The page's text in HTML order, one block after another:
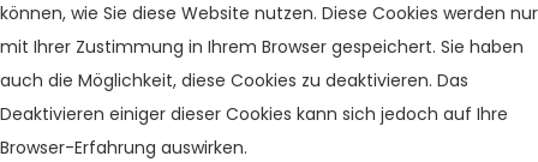
können, wie Sie diese Website nutzen. Diese Cookies werden nur
mit Ihrer Zustimmung in Ihrem Browser gespeichert. Sie haben
auch die Möglichkeit, diese Cookies zu deaktivieren. Das
Deaktivieren einiger dieser Cookies kann sich jedoch auf Ihre
Browser-Erfahrung auswirken.